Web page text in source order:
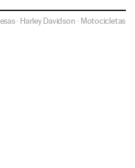
· Harley Davidson · Motocicletas